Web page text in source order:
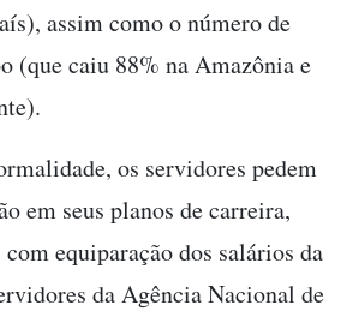
assim como o número de
(que caiu 88% na Amazônia e
os servidores pedem
em seus planos de carreira,
com equiparação dos salários da
da Agência Nacional de